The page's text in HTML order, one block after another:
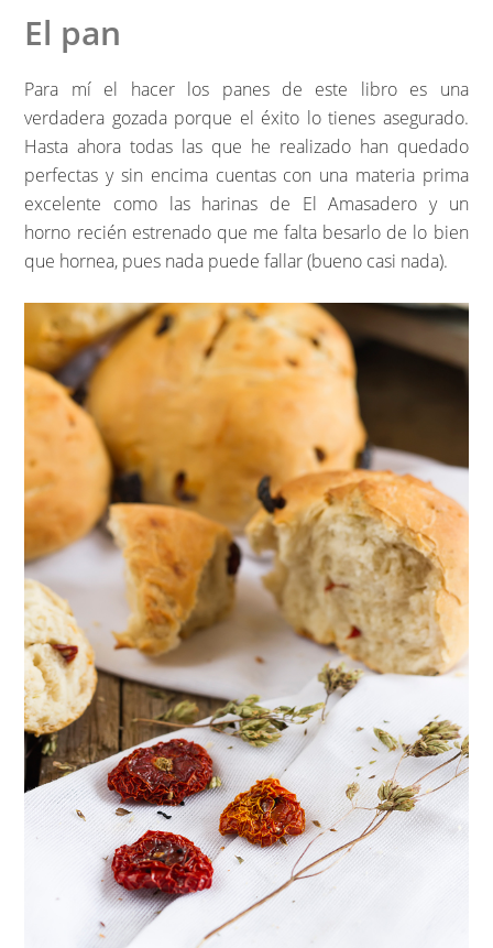
El pan
Para mí el hacer los panes de este libro es una
verdadera gozada porque el éxito lo tienes asegurado.
Hasta ahora todas las que he realizado han quedado
perfectas y sin encima cuentas con una materia prima
excelente como las harinas de El Amasadero y un
horno recién estrenado que me falta besarlo de lo bien
que hornea, pues nada puede fallar (bueno casi nada).